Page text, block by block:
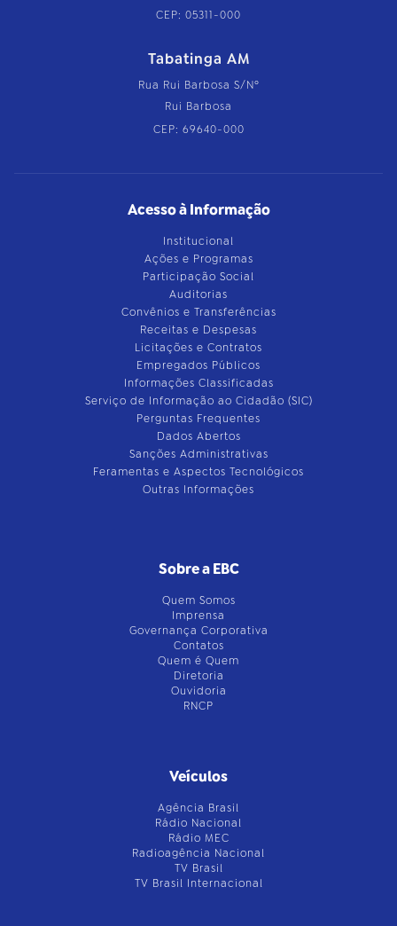
CEP: 05311-000
Tabatinga AM
Rua Rui Barbosa S/Nº
Rui Barbosa
CEP: 69640-000
Acesso à Informação
Institucional
Ações e Programas
Participação Social
Auditorias
Convênios e Transferências
Receitas e Despesas
Licitações e Contratos
Empregados Públicos
Informações Classificadas
Serviço de Informação ao Cidadão (SIC)
Perguntas Frequentes
Dados Abertos
Sanções Administrativas
Feramentas e Aspectos Tecnológicos
Outras Informações
Sobre a EBC
Quem Somos
Imprensa
Governança Corporativa
Contatos
Quem é Quem
Diretoria
Ouvidoria
RNCP
Veículos
Agência Brasil
Rádio Nacional
Rádio MEC
Radioagência Nacional
TV Brasil
TV Brasil Internacional